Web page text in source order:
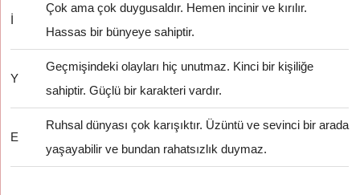
İ
Çok ama çok duygusaldır. Hemen incinir ve kırılır.
Hassas bir bünyeye sahiptir.
Y
Geçmişindeki olayları hiç unutmaz. Kinci bir kişiliğe
sahiptir. Güçlü bir karakteri vardır.
E
Ruhsal dünyası çok karışıktır. Üzüntü ve sevinci bir arada
yaşayabilir ve bundan rahatsızlık duymaz.